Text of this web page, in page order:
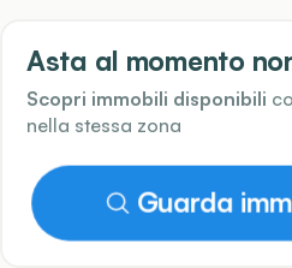
Asta al momento
Scopri immobili disponibili
nella stessa zona
Guarda